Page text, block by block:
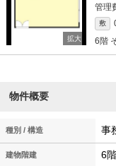
敷
6階
物件概要
種別 / 構造 事
建物階建 6階